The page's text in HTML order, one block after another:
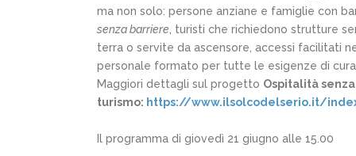
ma non solo: persone anziane e famiglie con
senza barriere , turisti che richiedono strutture
terra o servite da ascensore, accessi facilitati
personale formato per tutte le esigenze di
Maggiori dettagli sul progetto Ospitalità
turismo: https://www.ilsolcodelserio.it/
Il programma di giovedì 21 giugno alle 15.00